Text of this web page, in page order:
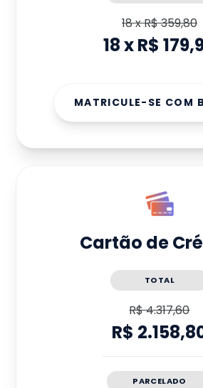
18xR$ 359,80
18xR$
MATRICULE-SE COM
Cartão de
TOTAL
R$ 4.317,60
R$
PARCELADO